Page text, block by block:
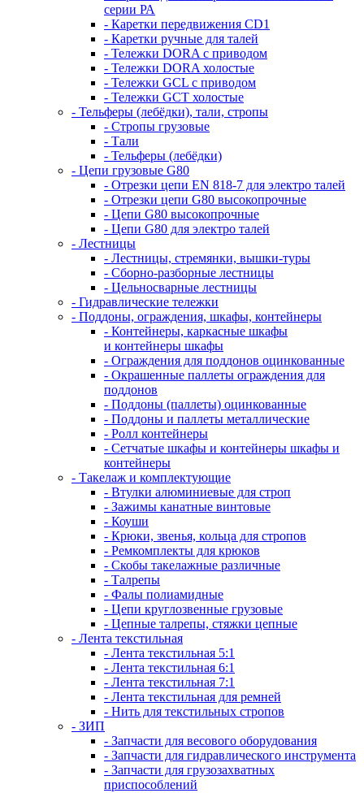
серии РА
- Каретки передвижения CD1
- Каретки ручные для талей
- Тележки DORA с приводом
- Тележки DORA холостые
- Тележки GCL с приводом
- Тележки GCT холостые
- Тельферы (лебёдки), тали, стропы
- Стропы грузовые
- Тали
- Тельферы (лебёдки)
- Цепи грузовые G80
- Отрезки цепи EN 818-7 для электро талей
- Отрезки цепи G80 высокопрочные
- Цепи G80 высокопрочные
- Цепи G80 для электро талей
- Лестницы
- Лестницы, стремянки, вышки-туры
- Сборно-разборные лестницы
- Цельносварные лестницы
- Гидравлические тележки
- Поддоны, ограждения, шкафы, контейнеры
- Контейнеры, каркасные шкафы
и контейнеры шкафы
- Ограждения для поддонов оцинкованные
- Окрашенные паллеты ограждения для
поддонов
- Поддоны (паллеты) оцинкованные
- Поддоны и паллеты металлические
- Ролл контейнеры
- Сетчатые шкафы и контейнеры шкафы и
контейнеры
- Такелаж и комплектующие
- Втулки алюминиевые для строп
- Зажимы канатные винтовые
- Коуши
- Крюки, звенья, кольца для стропов
- Ремкомплекты для крюков
- Скобы такелажные различные
- Талрепы
- Фалы полиамидные
- Цепи круглозвенные грузовые
- Цепные талрепы, стяжки цепные
- Лента текстильная
- Лента текстильная 5:1
- Лента текстильная 6:1
- Лента текстильная 7:1
- Лента текстильная для ремней
- Нить для текстильных стропов
- ЗИП
- Запчасти для весового оборудования
- Запчасти для гидравлического инструмента
- Запчасти для грузозахватных
приспособлений